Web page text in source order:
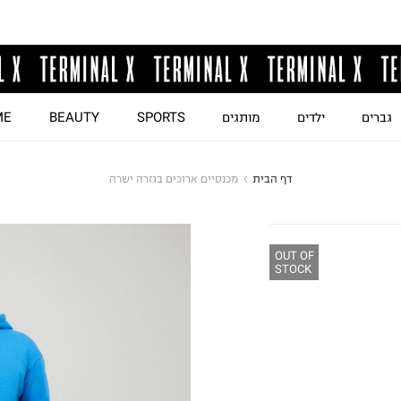
גברים ילדים מותגים SPORTS
BEAUTY
דף הבית מכנסיים ארוכים בגזרה ישרה
OUT OF
STOCK